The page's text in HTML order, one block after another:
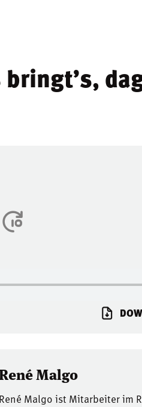
Malgo
René Malgo ist Mitarbeiter im